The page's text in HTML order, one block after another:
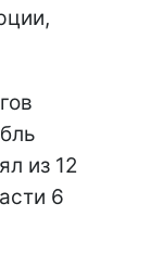
из 12
6